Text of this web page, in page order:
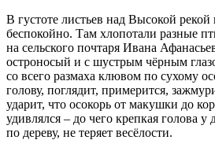
В густоте листьев над Высокой рекой
беспокойно. Там хлопотали разные
на сельского почтаря Ивана
остроносый и с шустрым чёрным
со всего размаха клювом по сухому
голову, поглядит, примерится,
ударит, что осокорь от макушки до
удивлялся – до чего крепкая голова у
по дереву, не теряет весёлости.